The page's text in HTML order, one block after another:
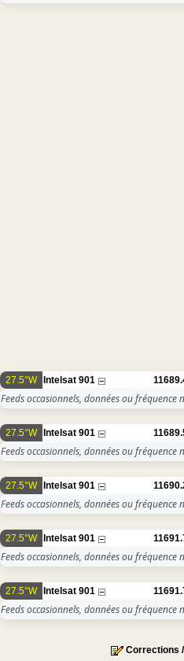
27.5°W Intelsat 901
Feeds occasionnels, données ou fréquence
27.5°W Intelsat 901
Feeds occasionnels, données ou fréquence
27.5°W Intelsat 901
Feeds occasionnels, données ou fréquence
27.5°W Intelsat 901
Feeds occasionnels, données ou fréquence
27.5°W Intelsat 901
Feeds occasionnels, données ou fréquence
Corrections